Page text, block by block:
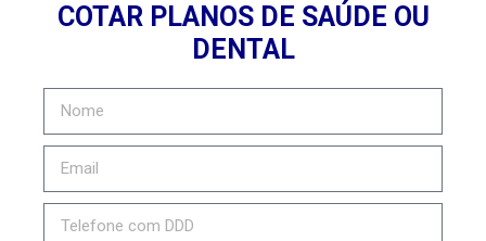
COTAR PLANOS DE SAÚDE OU
DENTAL